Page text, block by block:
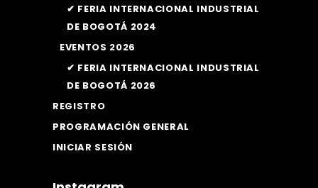
✔ FERIA INTERNACIONAL INDUSTRIAL
DE BOGOTÁ 2024
EVENTOS 2026
✔ FERIA INTERNACIONAL INDUSTRIAL
DE BOGOTÁ 2026
REGISTRO
PROGRAMACIÓN GENERAL
INICIAR SESIÓN